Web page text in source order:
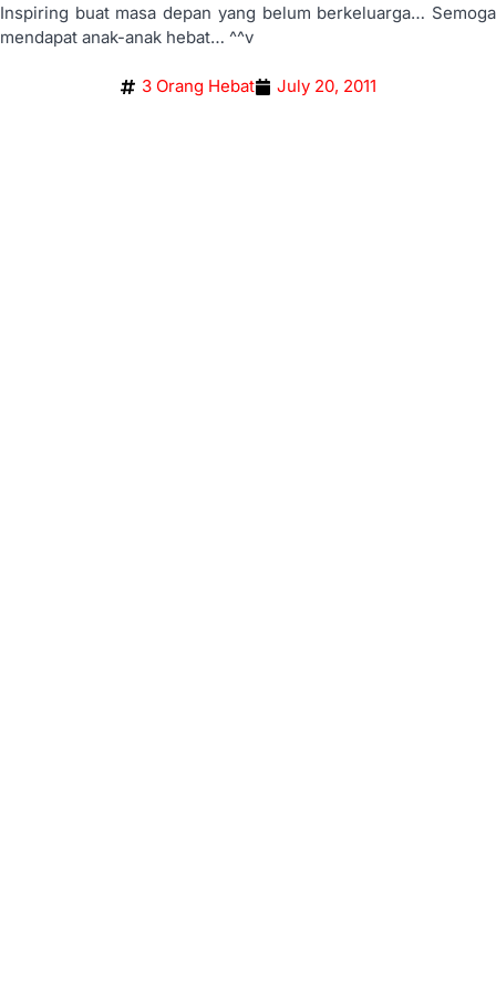
Inspiring buat masa depan yang belum berkeluarga… Semoga
mendapat anak-anak hebat… ^^v
3 Orang Hebat July 20, 2011